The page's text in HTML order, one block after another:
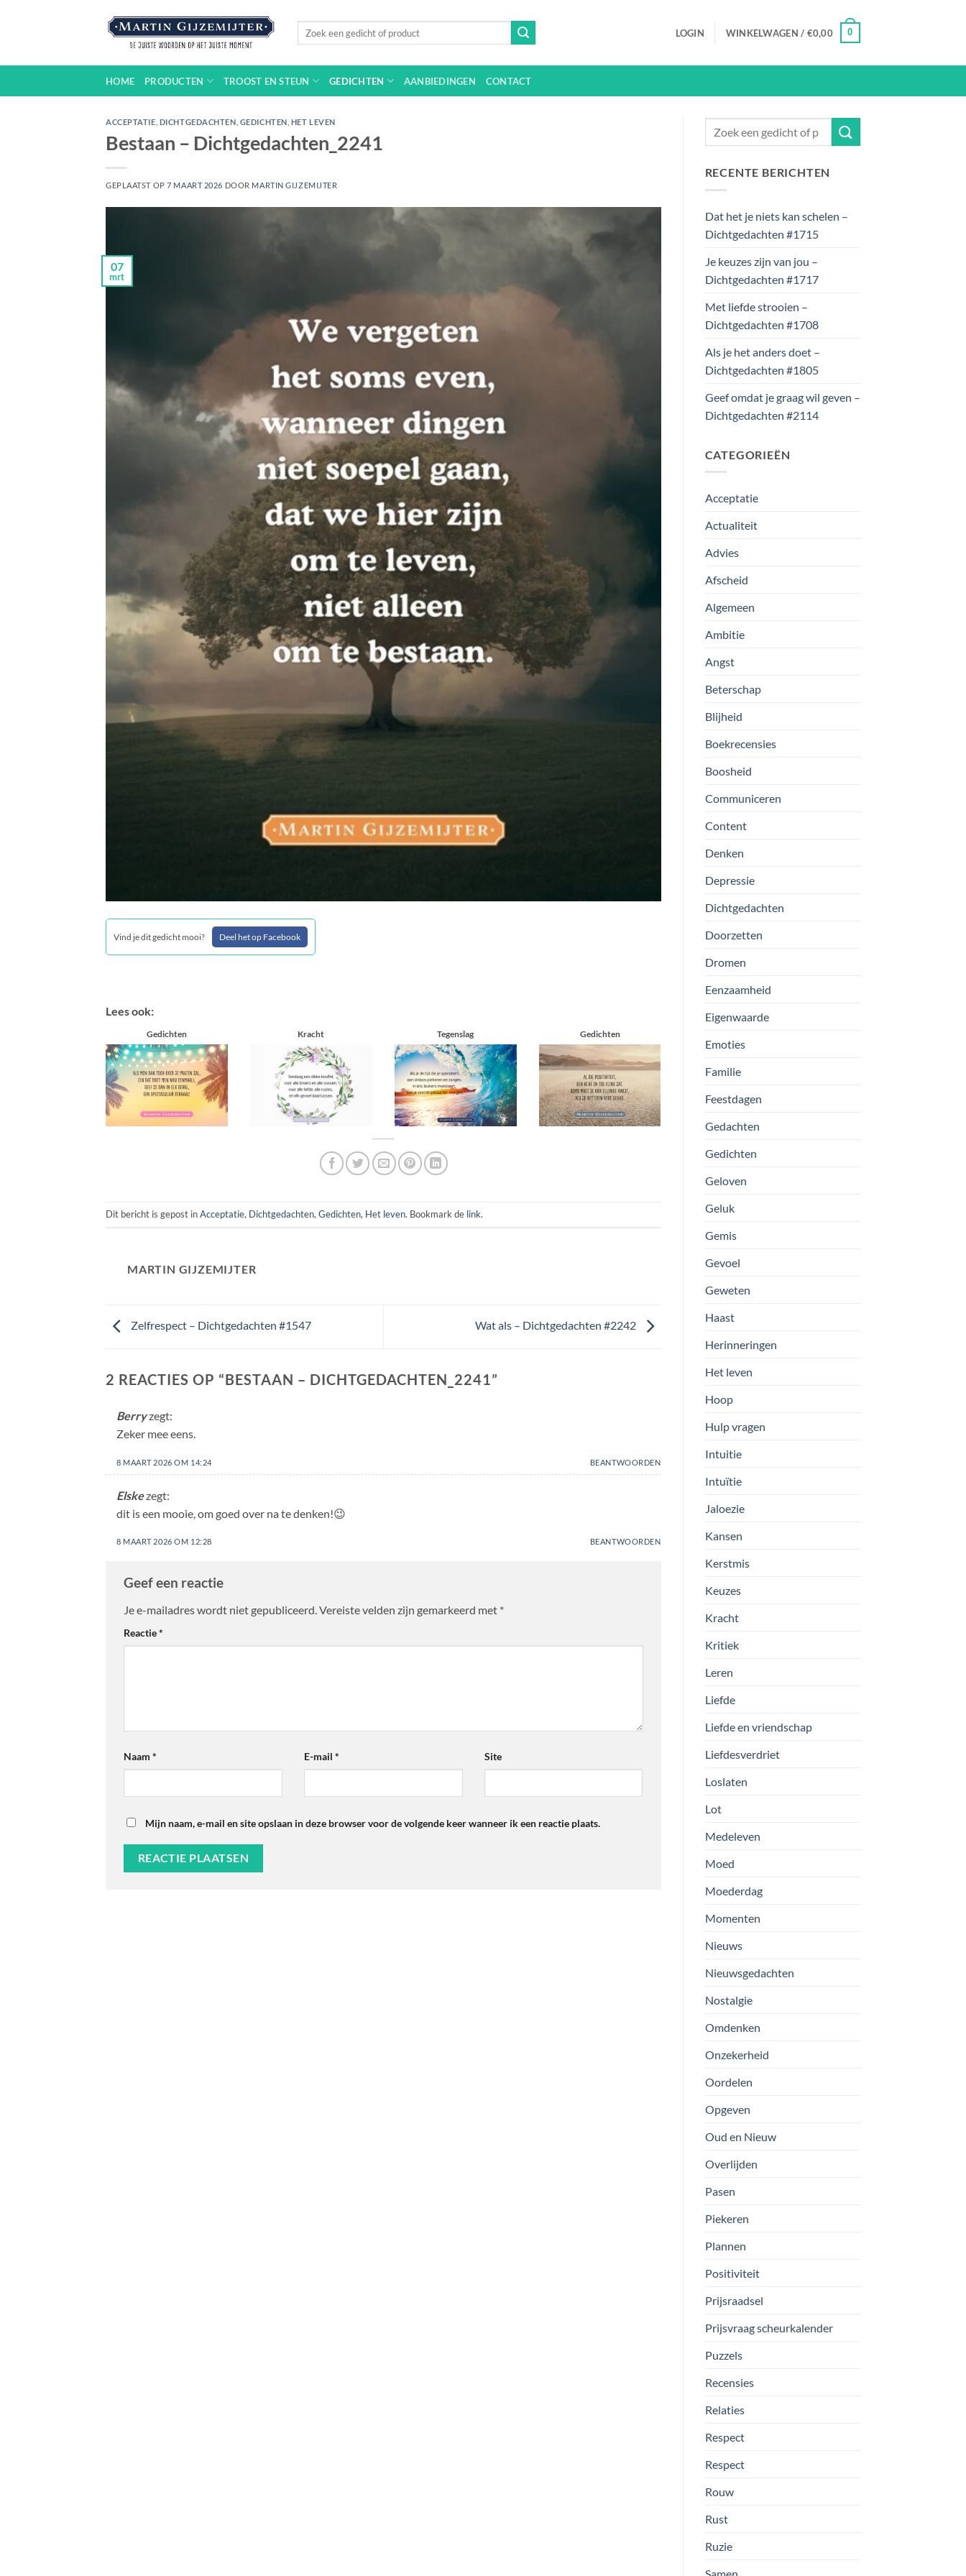
LOGIN WINKELWAGEN / €0,00 0
HOME PRODUCTEN TROOST EN STEUN GEDICHTEN AANBIEDINGEN CONTACT
ACCEPTATIE DICHTGEDACHTEN GEDICHTEN HET LEVEN
Bestaan – Dichtgedachten_2241
GEPLAATST OP7 MAART 2026 DOOR MARTIN GIJZEMIJTER
07
mrt
Vind je dit gedicht mooi? Deel het op Facebook
Lees ook:
Gedichten Kracht Tegenslag Gedichten
Dit bericht is gepost inAcceptatie, Dichtgedachten, Gedichten, Het leven. Bookmark de link.
MARTIN GIJZEMIJTER
Zelfrespect – Dichtgedachten #1547 Wat als – Dichtgedachten #2242
2 REACTIES OP “BESTAAN – DICHTGEDACHTEN_2241”
Berryzegt:
Zeker mee eens.
8 MAART 2026 OM 14:24 BEANTWOORDEN
Elskezegt:
dit is een mooie, om goed over na te denken!😉
8 MAART 2026 OM 12:28 BEANTWOORDEN
Geef een reactie
Je e-mailadres wordt niet gepubliceerd. Vereiste velden zijn gemarkeerd met *
Reactie*
Naam * E-mail * Site
Mijn naam, e-mail en site opslaan in deze browser voor de volgende keer wanneer ik een reactie plaats.
RECENTE BERICHTEN
Dat het je niets kan schelen –
Dichtgedachten #1715
Je keuzes zijn van jou –
Dichtgedachten #1717
Met liefde strooien –
Dichtgedachten #1708
Als je het anders doet –
Dichtgedachten #1805
Geef omdat je graag wil geven –
Dichtgedachten #2114
CATEGORIEËN
Acceptatie
Actualiteit
Advies
Afscheid
Algemeen
Ambitie
Angst
Beterschap
Blijheid
Boekrecensies
Boosheid
Communiceren
Content
Denken
Depressie
Dichtgedachten
Doorzetten
Dromen
Eenzaamheid
Eigenwaarde
Emoties
Familie
Feestdagen
Gedachten
Gedichten
Geloven
Geluk
Gemis
Gevoel
Geweten
Haast
Herinneringen
Het leven
Hoop
Hulp vragen
Intuitie
Intuïtie
Jaloezie
Kansen
Kerstmis
Keuzes
Kracht
Kritiek
Leren
Liefde
Liefde en vriendschap
Liefdesverdriet
Loslaten
Lot
Medeleven
Moed
Moederdag
Momenten
Nieuws
Nieuwsgedachten
Nostalgie
Omdenken
Onzekerheid
Oordelen
Opgeven
Oud en Nieuw
Overlijden
Pasen
Piekeren
Plannen
Positiviteit
Prijsraadsel
Prijsvraag scheurkalender
Puzzels
Recensies
Relaties
Respect
Respect
Rouw
Rust
Ruzie